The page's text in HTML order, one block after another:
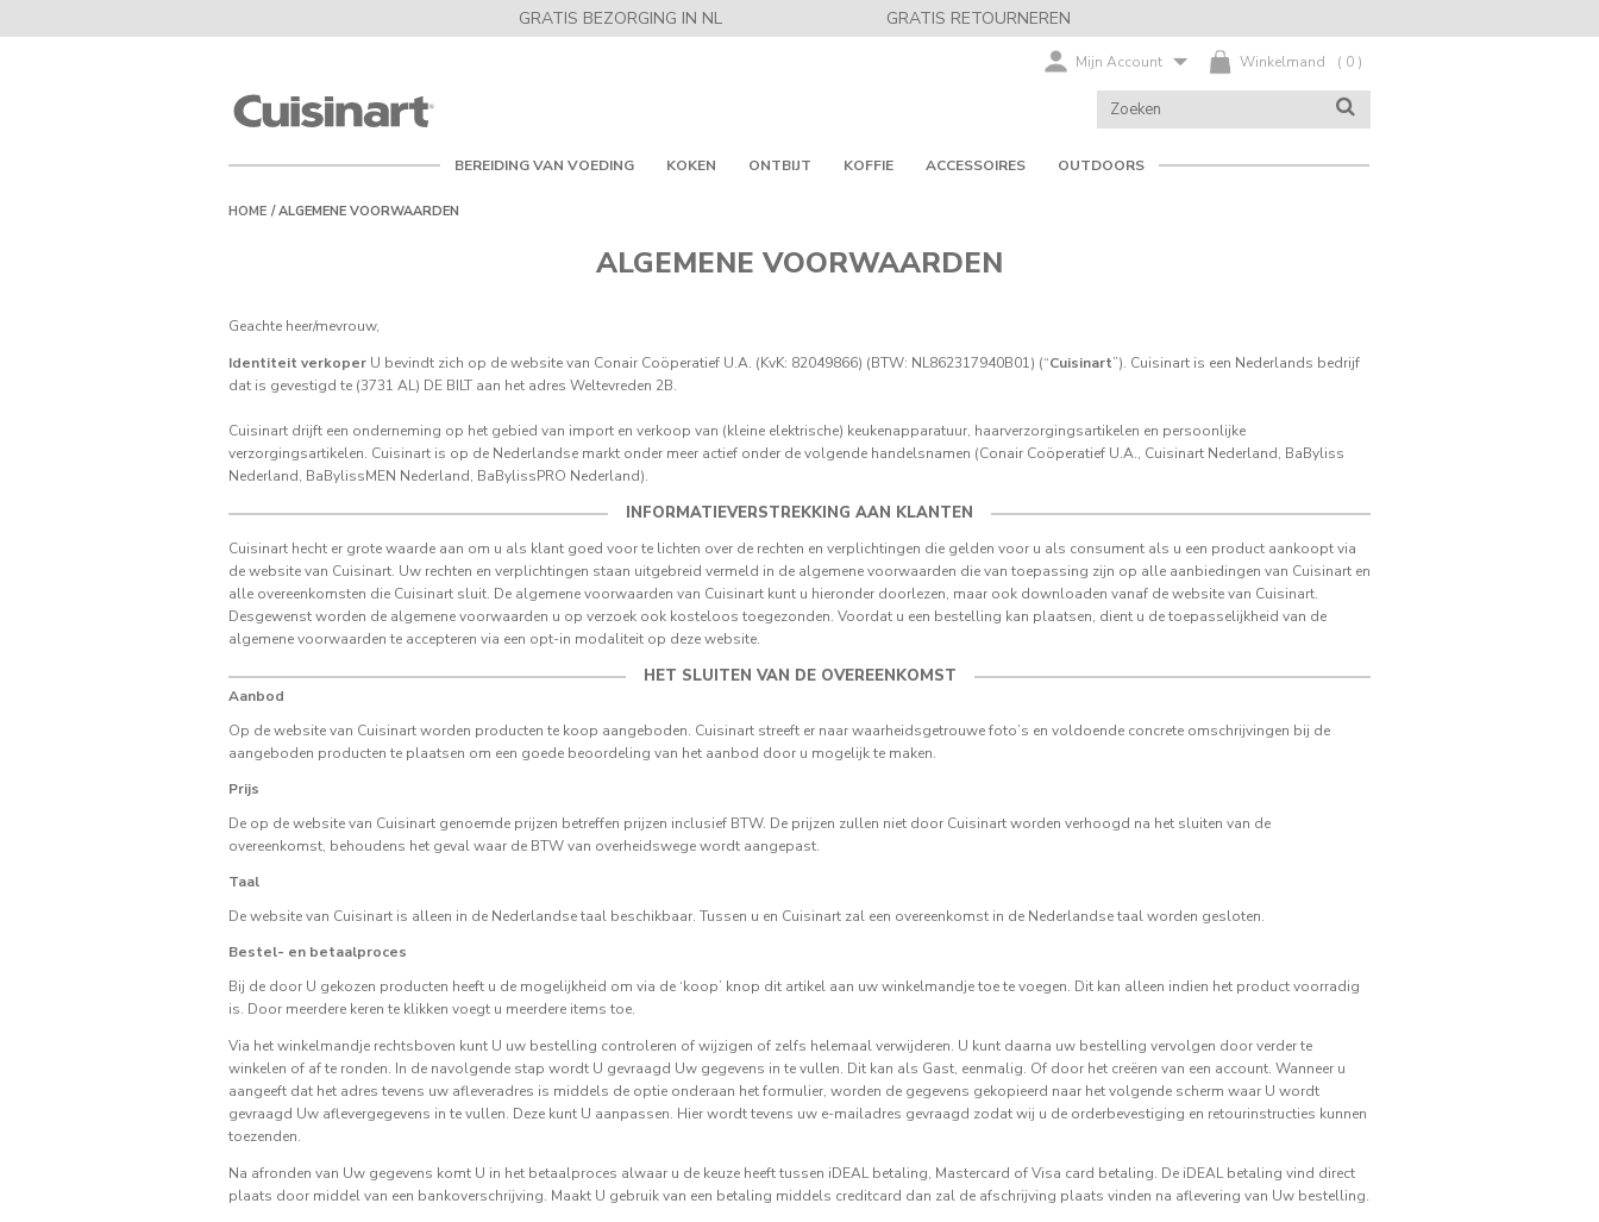
GRATIS BEZORGING IN NL GRATIS RETOURNEREN
( 0 )
Winkelmand
Mijn Account
ZOEK
ZOEKEN
BEREIDING VAN VOEDING KOKEN ONTBIJT KOFFIE ACCESSOIRES OUTDOORS
HOME ALGEMENE VOORWAARDEN
ALGEMENE VOORWAARDEN
Geachte heer/mevrouw,
Identiteit verkoper U bevindt zich op de website van Conair Coöperatief U.A. (KvK: 82049866) (BTW: NL862317940B01) (“Cuisinart”). Cuisinart is een Nederlands bedrijf
dat is gevestigd te (3731 AL) DE BILT aan het adres Weltevreden 2B.
Cuisinart drijft een onderneming op het gebied van import en verkoop van (kleine elektrische) keukenapparatuur, haarverzorgingsartikelen en persoonlijke
verzorgingsartikelen. Cuisinart is op de Nederlandse markt onder meer actief onder de volgende handelsnamen (Conair Coöperatief U.A., Cuisinart Nederland, BaByliss
Nederland, BaBylissMEN Nederland, BaBylissPRO Nederland).
INFORMATIEVERSTREKKING AAN KLANTEN
Cuisinart hecht er grote waarde aan om u als klant goed voor te lichten over de rechten en verplichtingen die gelden voor u als consument als u een product aankoopt via
de website van Cuisinart. Uw rechten en verplichtingen staan uitgebreid vermeld in de algemene voorwaarden die van toepassing zijn op alle aanbiedingen van Cuisinart en
alle overeenkomsten die Cuisinart sluit. De algemene voorwaarden van Cuisinart kunt u hieronder doorlezen, maar ook downloaden vanaf de website van Cuisinart.
Desgewenst worden de algemene voorwaarden u op verzoek ook kosteloos toegezonden. Voordat u een bestelling kan plaatsen, dient u de toepasselijkheid van de
algemene voorwaarden te accepteren via een opt-in modaliteit op deze website.
HET SLUITEN VAN DE OVEREENKOMST
Aanbod
Op de website van Cuisinart worden producten te koop aangeboden. Cuisinart streeft er naar waarheidsgetrouwe foto’s en voldoende concrete omschrijvingen bij de
aangeboden producten te plaatsen om een goede beoordeling van het aanbod door u mogelijk te maken.
Prijs
De op de website van Cuisinart genoemde prijzen betreffen prijzen inclusief BTW. De prijzen zullen niet door Cuisinart worden verhoogd na het sluiten van de
overeenkomst, behoudens het geval waar de BTW van overheidswege wordt aangepast.
Taal
De website van Cuisinart is alleen in de Nederlandse taal beschikbaar. Tussen u en Cuisinart zal een overeenkomst in de Nederlandse taal worden gesloten.
Bestel- en betaalproces
Bij de door U gekozen producten heeft u de mogelijkheid om via de ‘koop’ knop dit artikel aan uw winkelmandje toe te voegen. Dit kan alleen indien het product voorradig
is. Door meerdere keren te klikken voegt u meerdere items toe.
Via het winkelmandje rechtsboven kunt U uw bestelling controleren of wijzigen of zelfs helemaal verwijderen. U kunt daarna uw bestelling vervolgen door verder te
winkelen of af te ronden. In de navolgende stap wordt U gevraagd Uw gegevens in te vullen. Dit kan als Gast, eenmalig. Of door het creëren van een account. Wanneer u
aangeeft dat het adres tevens uw afleveradres is middels de optie onderaan het formulier, worden de gegevens gekopieerd naar het volgende scherm waar U wordt
gevraagd Uw aflevergegevens in te vullen. Deze kunt U aanpassen. Hier wordt tevens uw e-mailadres gevraagd zodat wij u de orderbevestiging en retourinstructies kunnen
toezenden.
Na afronden van Uw gegevens komt U in het betaalproces alwaar u de keuze heeft tussen iDEAL betaling, Mastercard of Visa card betaling. De iDEAL betaling vind direct
plaats door middel van een bankoverschrijving. Maakt U gebruik van een betaling middels creditcard dan zal de afschrijving plaats vinden na aflevering van Uw bestelling.